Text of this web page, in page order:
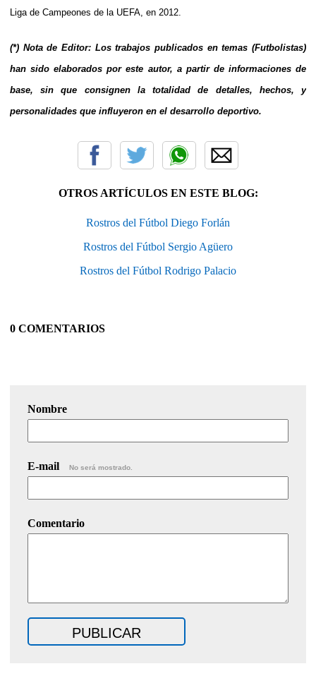
Liga de Campeones de la UEFA, en 2012.
(*) Nota de Editor: Los trabajos publicados en temas (Futbolistas)
han sido elaborados por este autor, a partir de informaciones de
base, sin que consignen la totalidad de detalles, hechos, y
personalidades que influyeron en el desarrollo deportivo.
OTROS ARTÍCULOS EN ESTE BLOG:
Rostros del Fútbol Diego Forlán
Rostros del Fútbol Sergio Agüero
Rostros del Fútbol Rodrigo Palacio
0 COMENTARIOS
Nombre
E-mail No será mostrado.
Comentario